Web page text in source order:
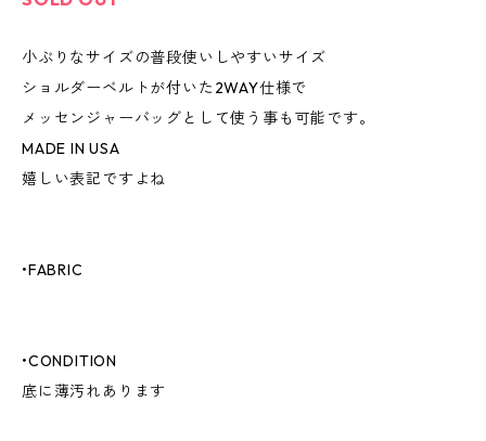
小ぶりなサイズの普段使いしやすいサイズ
ショルダーベルトが付いた2WAY仕様で
メッセンジャーバッグとして使う事も可能です。
MADE IN USA
嬉しい表記ですよね
•FABRIC
•CONDITION
底に薄汚れあります